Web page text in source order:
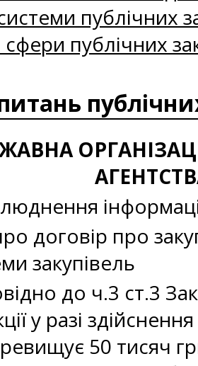
публічних
сфери публічних
договір про
закупівель
до ч.3 ст.3
у разі
50 тисяч